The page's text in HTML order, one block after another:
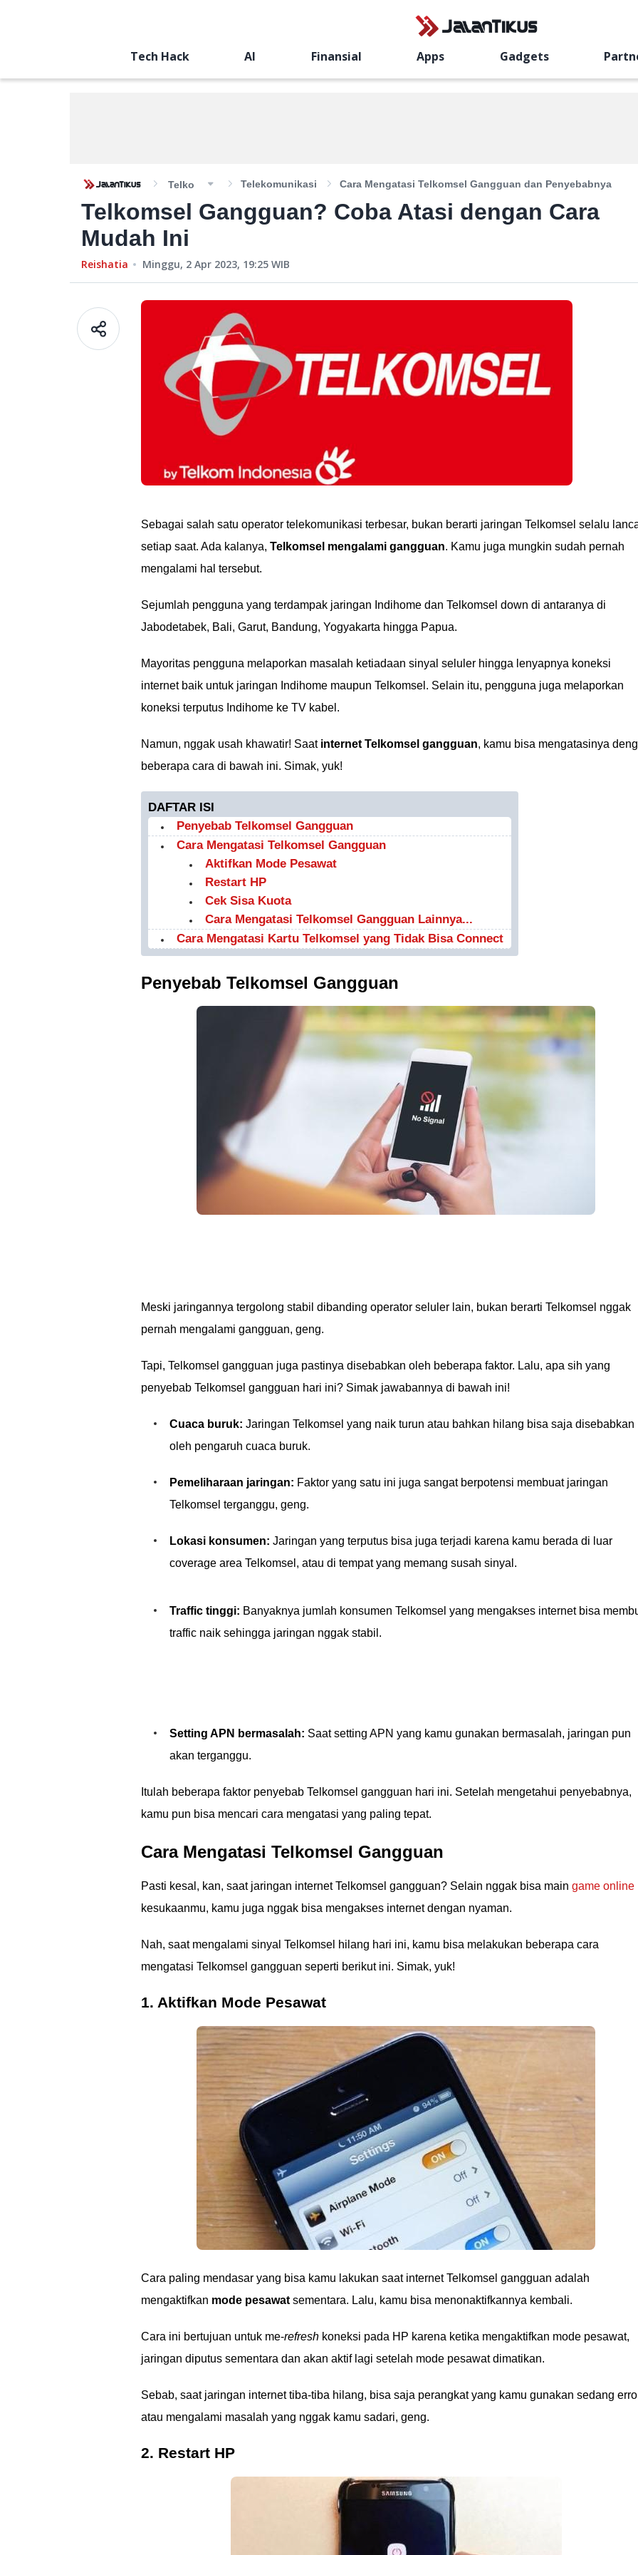
Tech Hack AI Finansial Apps Gadgets
Telko Telekomunikasi Cara Mengatasi Telkomsel Gangguan dan Penyebabnya
Telkomsel Gangguan? Coba Atasi dengan Cara
Mudah Ini
Reishatia Minggu, 2 Apr 2023, 19:25 WIB
Sebagai salah satu operator telekomunikasi terbesar, bukan berarti jaringan Telkomsel selalu
setiap saat. Ada kalanya, Telkomsel mengalami gangguan. Kamu juga mungkin sudah pernah
mengalami hal tersebut.
Sejumlah pengguna yang terdampak jaringan Indihome dan Telkomsel down di antaranya di
Jabodetabek, Bali, Garut, Bandung, Yogyakarta hingga Papua.
Mayoritas pengguna melaporkan masalah ketiadaan sinyal seluler hingga lenyapnya koneksi
internet baik untuk jaringan Indihome maupun Telkomsel. Selain itu, pengguna juga melaporkan
koneksi terputus Indihome ke TV kabel.
Namun, nggak usah khawatir! Saat internet Telkomsel gangguan, kamu bisa mengatasinya
beberapa cara di bawah ini. Simak, yuk!
DAFTAR ISI
Penyebab Telkomsel Gangguan
Cara Mengatasi Telkomsel Gangguan
Aktifkan Mode Pesawat
Restart HP
Cek Sisa Kuota
Cara Mengatasi Telkomsel Gangguan Lainnya...
Cara Mengatasi Kartu Telkomsel yang Tidak Bisa Connect
Penyebab Telkomsel Gangguan
Meski jaringannya tergolong stabil dibanding operator seluler lain, bukan berarti Telkomsel nggak
pernah mengalami gangguan, geng.
Tapi, Telkomsel gangguan juga pastinya disebabkan oleh beberapa faktor. Lalu, apa sih yang
penyebab Telkomsel gangguan hari ini? Simak jawabannya di bawah ini!
Cuaca buruk: Jaringan Telkomsel yang naik turun atau bahkan hilang bisa saja disebabkan
oleh pengaruh cuaca buruk.
Pemeliharaan jaringan: Faktor yang satu ini juga sangat berpotensi membuat jaringan
Telkomsel terganggu, geng.
Lokasi konsumen: Jaringan yang terputus bisa juga terjadi karena kamu berada di luar
coverage area Telkomsel, atau di tempat yang memang susah sinyal.
Traffic tinggi: Banyaknya jumlah konsumen Telkomsel yang mengakses internet bisa
traffic naik sehingga jaringan nggak stabil.
Setting APN bermasalah: Saat setting APN yang kamu gunakan bermasalah, jaringan pun
akan terganggu.
Itulah beberapa faktor penyebab Telkomsel gangguan hari ini. Setelah mengetahui penyebabnya,
kamu pun bisa mencari cara mengatasi yang paling tepat.
Cara Mengatasi Telkomsel Gangguan
Pasti kesal, kan, saat jaringan internet Telkomsel gangguan? Selain nggak bisa main game online
kesukaanmu, kamu juga nggak bisa mengakses internet dengan nyaman.
Nah, saat mengalami sinyal Telkomsel hilang hari ini, kamu bisa melakukan beberapa cara
mengatasi Telkomsel gangguan seperti berikut ini. Simak, yuk!
1. Aktifkan Mode Pesawat
Cara paling mendasar yang bisa kamu lakukan saat internet Telkomsel gangguan adalah
mengaktifkan mode pesawat sementara. Lalu, kamu bisa menonaktifkannya kembali.
Cara ini bertujuan untuk me-refresh koneksi pada HP karena ketika mengaktifkan mode pesawat,
jaringan diputus sementara dan akan aktif lagi setelah mode pesawat dimatikan.
Sebab, saat jaringan internet tiba-tiba hilang, bisa saja perangkat yang kamu gunakan sedang
atau mengalami masalah yang nggak kamu sadari, geng.
2. Restart HP